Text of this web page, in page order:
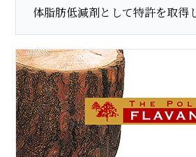
体脂肪低減剤として特許を取得